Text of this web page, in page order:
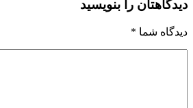
دیدگاهتان را بنویسید
دیدگاه شما *